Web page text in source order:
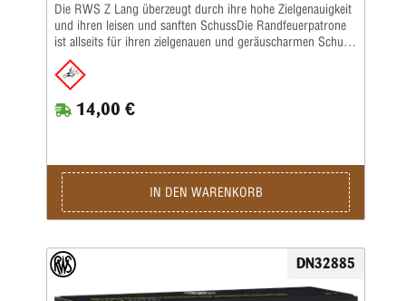
Die RWS Z Lang überzeugt durch ihre hohe Zielgenauigkeit
und ihren leisen und sanften SchussDie Randfeuerpatrone
ist allseits für ihren zielgenauen und geräuscharmen Schuss
bekannt. Der Schuss ist so leise, dass selbst das Schießen
im geschlossenen Raum ohne einen Gehörschutz möglich
ist. Aufgrund dieses Schussverhaltens und ihrer enormen
Zuverlässigkeit ist die RWS Z Lang unter Sportschützen
eine sehr beliebte Trainings- sowie Wettkampfmunition
Bleifrei: Nein • Waffentyp: Gewehr • Anwendungsgebiete:
Salonschießen (DK) / Königsschießen (Vogelschießen) /
Plinking
14,00 €
IN DEN WARENKORB
DN32885